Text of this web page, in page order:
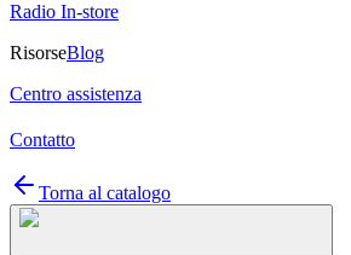
Radio In-store
RisorseBlog
Centro assistenza
Contatto
Torna al catalogo